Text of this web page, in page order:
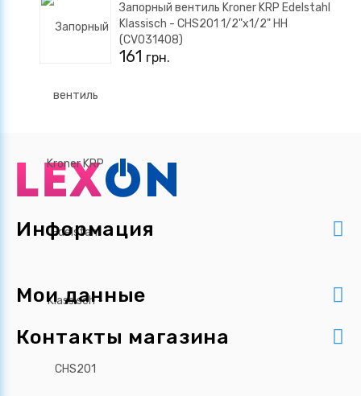
Запорный вентиль Kroner KRP Edelstahl
Klassisch - CHS201 1/2"х1/2" НН
(CV031408)
161 грн.
Информация
Мои данные
Контакты магазина